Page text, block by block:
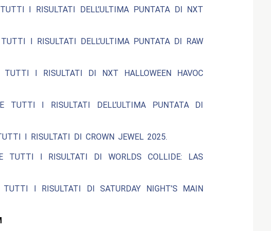
I RISULTATI DELL’ULTIMA PUNTATA DI NXT
I RISULTATI DELL’ULTIMA PUNTATA DI RAW
TUTTI I RISULTATI DI NXT HALLOWEEN HAVOC
TUTTI I RISULTATI DELL’ULTIMA PUNTATA DI
I RISULTATI DI CROWN JEWEL 2025.
TUTTI I RISULTATI DI WORLDS COLLIDE: LAS
I RISULTATI DI SATURDAY NIGHT’S MAIN